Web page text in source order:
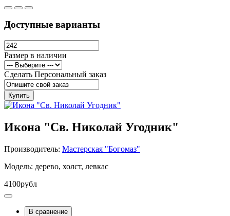
Доступные варианты
Размер в наличии
Сделать Персональный заказ
Купить
Икона "Св. Николай Угодник"
Производитель: Мастерская "Богомаз"
Модель: дерево, холст, левкас
4100рубл
В сравнение